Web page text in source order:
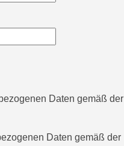
Daten gemäß der
Daten gemäß der